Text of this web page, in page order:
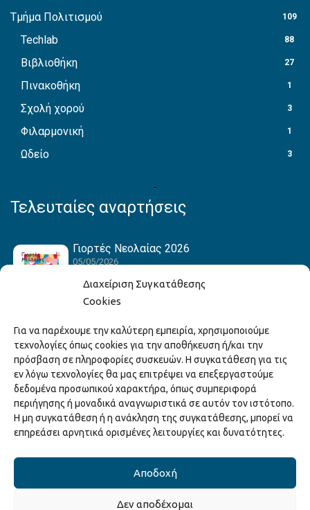
Διαχείριση Συγκατάθεσης
Cookies
Για να παρέχουμε την καλύτερη εμπειρία, χρησιμοποιούμε
τεχνολογίες όπως cookies για την αποθήκευση ή/και την
πρόσβαση σε πληροφορίες συσκευών. Η συγκατάθεση για τις
εν λόγω τεχνολογίες θα μας επιτρέψει να επεξεργαστούμε
δεδομένα προσωπικού χαρακτήρα, όπως συμπεριφορά
περιήγησης ή μοναδικά αναγνωριστικά σε αυτόν τον ιστότοπο.
Η μη συγκατάθεση ή η ανάκληση της συγκατάθεσης, μπορεί να
επηρεάσει αρνητικά ορισμένες λειτουργίες και δυνατότητες.
Αποδοχή
Δεν αποδέχομαι
Τμήμα Πολιτισμού 109
Techlab 88
Βιβλιοθήκη 27
Πινακοθήκη 1
Σχολή χορού 3
Φιλαρμονική 1
Ωδείο 3
Τελευταίες αναρτήσεις
Γιορτές Νεολαίας 2026
05/05/2026
Hack the Match: Γνωρίζοντας τα Αμερικανικά
Αθλήματα! Δημιουργώντας το Δικό σου
Game Story!
22/04/2026
Ξάνθη – Πόλις Ονείρων Μουσικών Σχολείων
2026
15/04/2026